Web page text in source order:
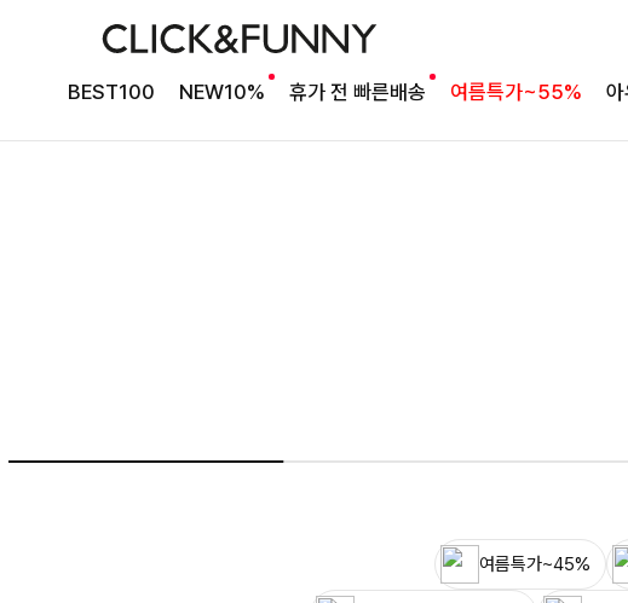
BEST100 NEW10% 휴가 전 빠른배송 여름특가~55% 아
여름의 끝을 완성할
감각적인 원피스
여름특가~45%